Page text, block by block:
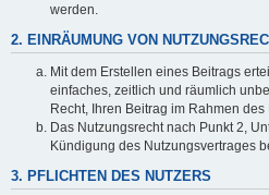
werden.
2. EINRÄUMUNG VON
Mit dem Erstellen eines Beitrags
einfaches, zeitlich und räumlich
Recht, Ihren Beitrag im Rahmen
Das Nutzungsrecht nach Punkt 2,
Kündigung des Nutzungsvertrages
3. PFLICHTEN DES NUTZERS